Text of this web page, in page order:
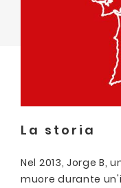
La storia
Nel 2013, Jorge B,
muore durante